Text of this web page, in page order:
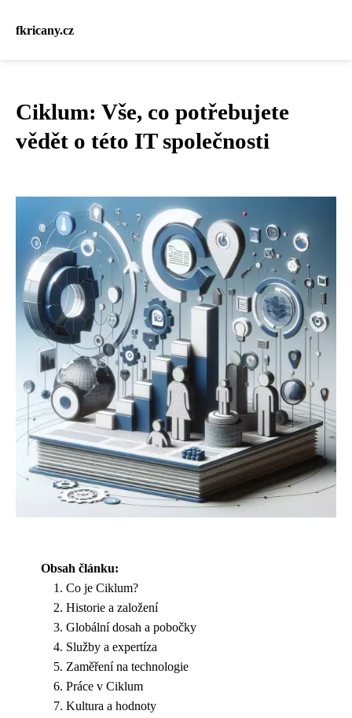
fkricany.cz
Ciklum: Vše, co potřebujete
vědět o této IT společnosti
Obsah článku:
Co je Ciklum?
Historie a založení
Globální dosah a pobočky
Služby a expertíza
Zaměření na technologie
Práce v Ciklum
Kultura a hodnoty